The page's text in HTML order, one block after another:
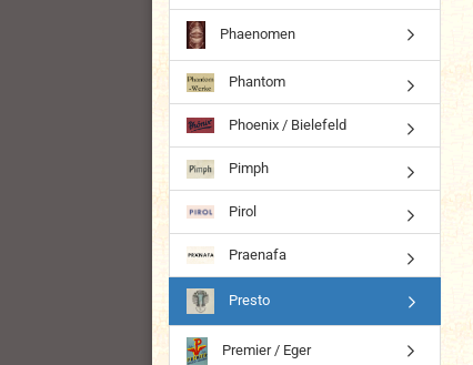
Phaenomen
Phantom
Phoenix / Bielefeld
Pimph
Pirol
Praenafa
Presto
Premier / Eger